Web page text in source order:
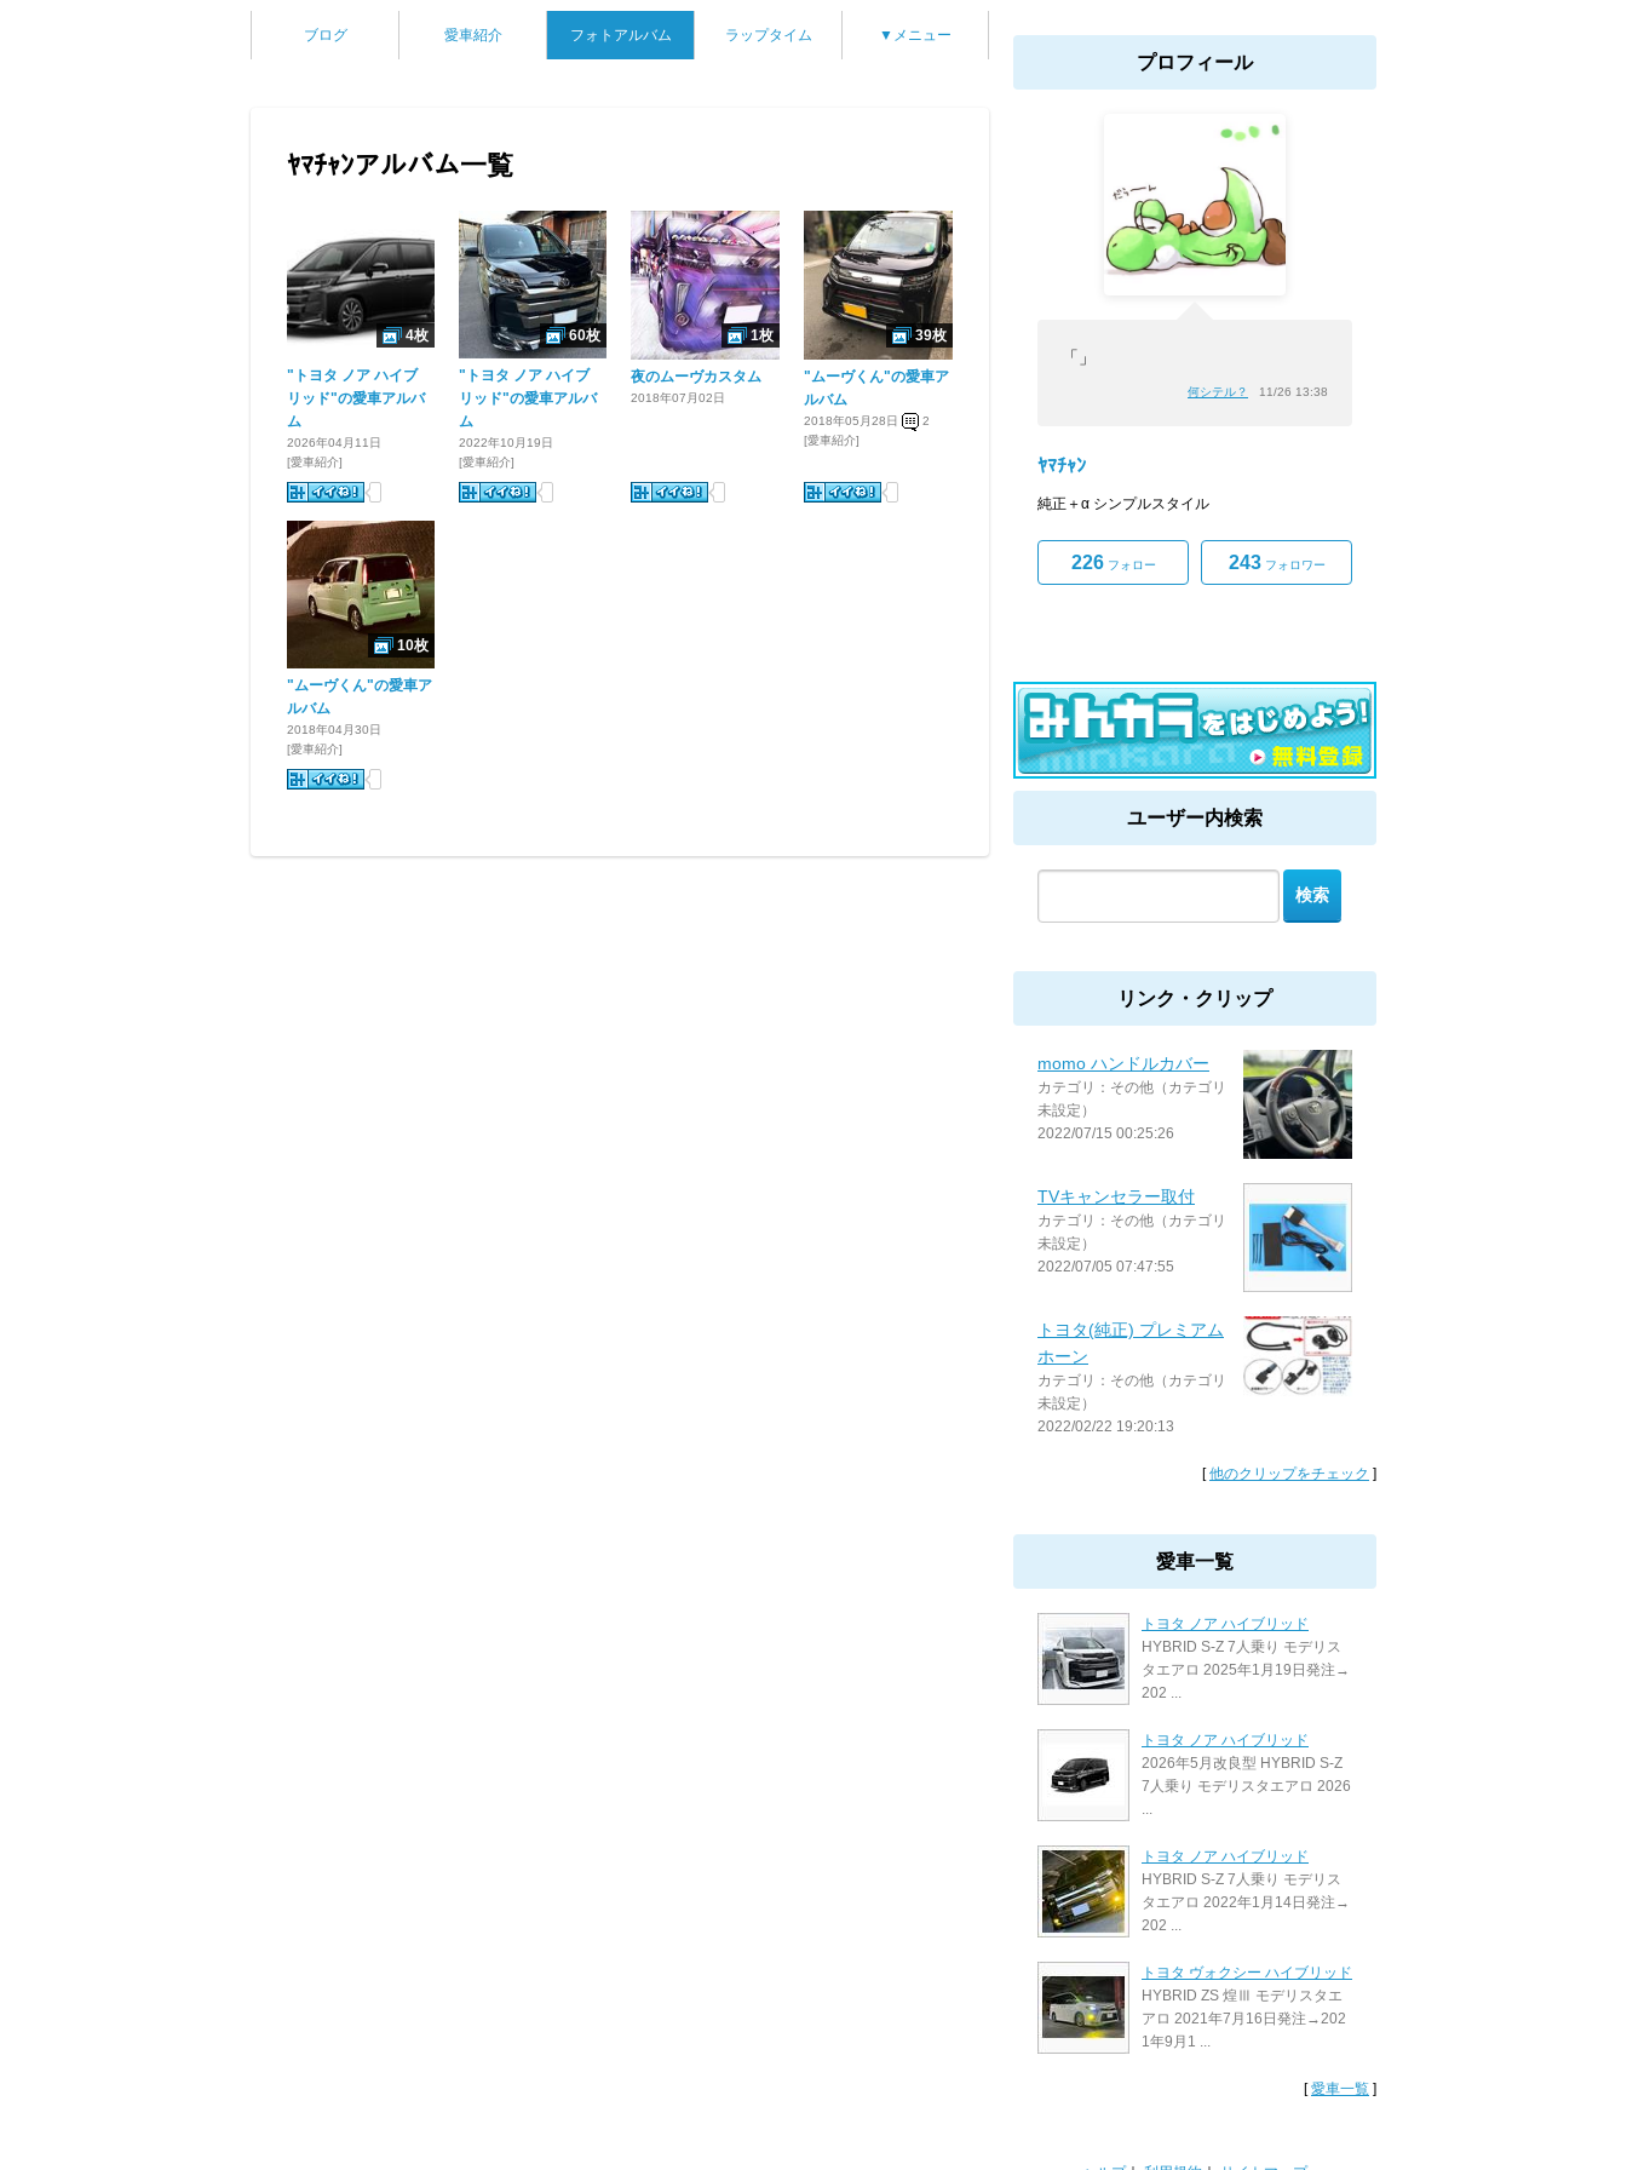
ブログ 愛車紹介 フォトアルバム ラップタイム ▼メニュー
ﾔﾏﾁｬﾝアルバム一覧
"トヨタ ノア ハイブ
リッド"の愛車アルバ
ム
4枚
2026年04月11日
[愛車紹介]
"トヨタ ノア ハイブ
リッド"の愛車アルバ
ム
60枚
2022年10月19日
[愛車紹介]
夜のムーヴカスタム
1枚
2018年07月02日
"ムーヴくん"の愛車ア
ルバム
39枚
2018年05月28日
2
[愛車紹介]
"ムーヴくん"の愛車ア
ルバム
10枚
2018年04月30日
[愛車紹介]
プロフィール
「」
何シテル？ 11/26 13:38
ﾔﾏﾁｬﾝ
純正＋α シンプルスタイル
226フォロー 243フォロワー
ユーザー内検索
リンク・クリップ
momo ハンドルカバー
カテゴリ：その他（カテゴリ
未設定）
2022/07/15 00:25:26
TVキャンセラー取付
カテゴリ：その他（カテゴリ
未設定）
2022/07/05 07:47:55
トヨタ(純正) プレミアム
ホーン
カテゴリ：その他（カテゴリ
未設定）
2022/02/22 19:20:13
[他のクリップをチェック ]
愛車一覧
トヨタ ノア ハイブリッド
HYBRID S-Z 7人乗り モデリス
タエアロ 2025年1月19日発注→
202 ...
トヨタ ノア ハイブリッド
2026年5月改良型 HYBRID S-Z
7人乗り モデリスタエアロ 2026
...
トヨタ ノア ハイブリッド
HYBRID S-Z 7人乗り モデリス
タエアロ 2022年1月14日発注→
202 ...
トヨタ ヴォクシー ハイブリッド
HYBRID ZS 煌Ⅲ モデリスタエ
アロ 2021年7月16日発注→202
1年9月1 ...
[愛車一覧 ]